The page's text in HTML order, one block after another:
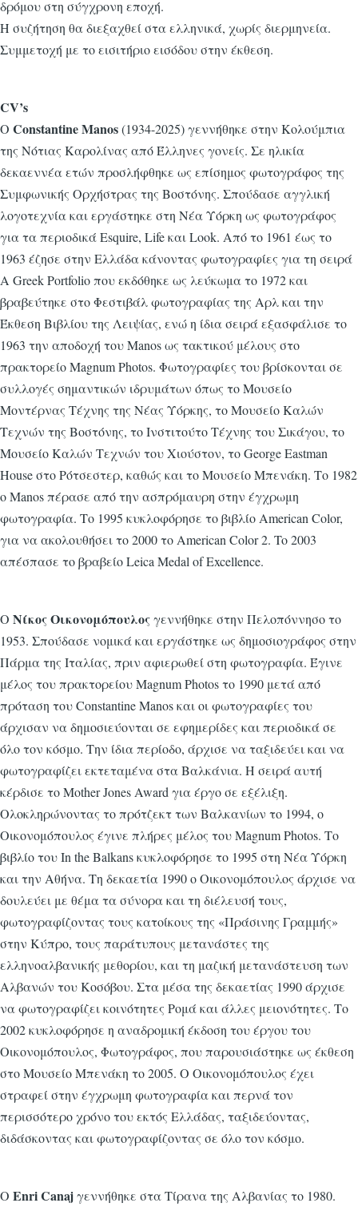
δρόμου στη σύγχρονη εποχή.
Η συζήτηση θα διεξαχθεί στα ελληνικά, χωρίς διερμηνεία.
Συμμετοχή με το εισιτήριο εισόδου στην έκθεση.
CV’s
Ο Constantine Manos(1934-2025) γεννήθηκε στην Κολούμπια
της Νότιας Καρολίνας από Έλληνες γονείς. Σε ηλικία
δεκαεννέα ετών προσλήφθηκε ως επίσημος φωτογράφος της
Συμφωνικής Ορχήστρας της Βοστόνης. Σπούδασε αγγλική
λογοτεχνία και εργάστηκε στη Νέα Υόρκη ως φωτογράφος
για τα περιοδικά Esquire, Life και Look. Από το 1961 έως το
1963 έζησε στην Ελλάδα κάνοντας φωτογραφίες για τη σειρά
A Greek Portfolio που εκδόθηκε ως λεύκωμα το 1972 και
βραβεύτηκε στο Φεστιβάλ φωτογραφίας της Αρλ και την
Έκθεση Βιβλίου της Λειψίας, ενώ η ίδια σειρά εξασφάλισε το
1963 την αποδοχή του Manos ως τακτικού μέλους στο
πρακτορείο Magnum Photos. Φωτογραφίες του βρίσκονται σε
συλλογές σημαντικών ιδρυμάτων όπως το Μουσείο
Μοντέρνας Τέχνης της Νέας Υόρκης, το Μουσείο Καλών
Τεχνών της Βοστόνης, το Ινστιτούτο Τέχνης του Σικάγου, το
Μουσείο Καλών Τεχνών του Χιούστον, το George Eastman
House στο Ρότσεστερ, καθώς και το Μουσείο Μπενάκη. Το 1982
ο Manos πέρασε από την ασπρόμαυρη στην έγχρωμη
φωτογραφία. Το 1995 κυκλοφόρησε το βιβλίο American Color,
για να ακολουθήσει το 2000 το American Color 2. To 2003
απέσπασε το βραβείο Leica Medal of Excellence.
Ο Νίκος Οικονομόπουλοςγεννήθηκε στην Πελοπόννησο το
1953. Σπούδασε νομικά και εργάστηκε ως δημοσιογράφος στην
Πάρμα της Ιταλίας, πριν αφιερωθεί στη φωτογραφία. Έγινε
μέλος του πρακτορείου Magnum Photos το 1990 μετά από
πρόταση του Constantine Manos και οι φωτογραφίες του
άρχισαν να δημοσιεύονται σε εφημερίδες και περιοδικά σε
όλο τον κόσμο. Την ίδια περίοδο, άρχισε να ταξιδεύει και να
φωτογραφίζει εκτεταμένα στα Βαλκάνια. Η σειρά αυτή
κέρδισε το Mother Jones Award για έργο σε εξέλιξη.
Ολοκληρώνοντας το πρότζεκτ των Βαλκανίων το 1994, ο
Οικονομόπουλος έγινε πλήρες μέλος του Magnum Photos. Το
βιβλίο του In the Balkans κυκλοφόρησε το 1995 στη Νέα Υόρκη
και την Αθήνα. Τη δεκαετία 1990 ο Οικονομόπουλος άρχισε να
δουλεύει με θέμα τα σύνορα και τη διέλευσή τους,
φωτογραφίζοντας τους κατοίκους της «Πράσινης Γραμμής»
στην Κύπρο, τους παράτυπους μετανάστες της
ελληνοαλβανικής μεθορίου, και τη μαζική μετανάστευση των
Αλβανών του Κοσόβου. Στα μέσα της δεκαετίας 1990 άρχισε
να φωτογραφίζει κοινότητες Ρομά και άλλες μειονότητες. Το
2002 κυκλοφόρησε η αναδρομική έκδοση του έργου του
Οικονομόπουλος, Φωτογράφος, που παρουσιάστηκε ως έκθεση
στο Μουσείο Μπενάκη το 2005. Ο Οικονομόπουλος έχει
στραφεί στην έγχρωμη φωτογραφία και περνά τον
περισσότερο χρόνο του εκτός Ελλάδας, ταξιδεύοντας,
διδάσκοντας και φωτογραφίζοντας σε όλο τον κόσμο.
Ο Enri Canajγεννήθηκε στα Τίρανα της Αλβανίας το 1980.